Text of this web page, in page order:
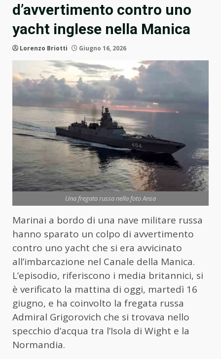
d’avvertimento contro uno
yacht inglese nella Manica
Lorenzo Briotti Giugno 16, 2026
Una fregata russa nella foto Ansa
Marinai a bordo di una nave militare russa
hanno sparato un colpo di avvertimento
contro uno yacht che si era avvicinato
all’imbarcazione nel Canale della Manica.
L’episodio, riferiscono i media britannici, si
è verificato la mattina di oggi, martedì 16
giugno, e ha coinvolto la fregata russa
Admiral Grigorovich che si trovava nello
specchio d’acqua tra l’Isola di Wight e la
Normandia.